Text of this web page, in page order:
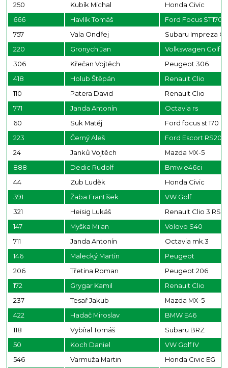
250
Kubík Michal
Honda Civic
666
Havlík Tomáš
Ford Focus ST170
757
Vala Ondřej
Subaru Impreza
220
Gronych Jan
Volkswagen Golf 4
306
Křečan Vojtěch
Peugeot 306
418
Holub Štěpán
Renault Clio
110
Patera David
Renault Clio
771
Janda Antonín
Octavia rs
60
Suk Matěj
Ford focus st 170
223
Černý Aleš
Ford Escort
24
Janků Vojtěch
Mazda MX-5
888
Dedic Rudolf
Bmw e46ci
44
Zub Luděk
Honda Civic
391
Žaba František
VW Golf
321
Heisig Lukáš
Renault Clio 3 RS
147
Myška Milan
Volovo S40
711
Janda Antonín
Octavia mk.3
146
Malecký Martin
Peugeot
206
Třetina Roman
Peugeot 206
172
Grygar Kamil
Renault Clio
237
Tesař Jakub
Mazda MX-5
422
Hadač Miroslav
BMW E46
118
Vybíral Tomáš
Subaru BRZ
50
Koch Daniel
VW Golf IV
546
Varmuža Martin
Honda Civic EG